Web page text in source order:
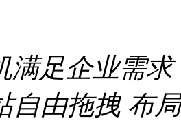
满足企业需求
自由拖拽 布